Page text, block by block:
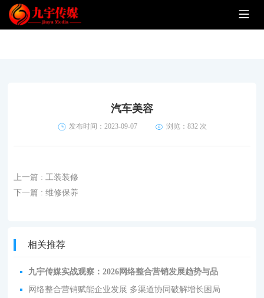
汽车美容
发布时间：2023-09-07 浏览： 832 次
上一篇 : 工装装修
下一篇 : 维修保养
相关推荐
九宇传媒实战观察：2026网络整合营销发展趋势与品
网络整合营销赋能企业发展 多渠道协同破解增长困局